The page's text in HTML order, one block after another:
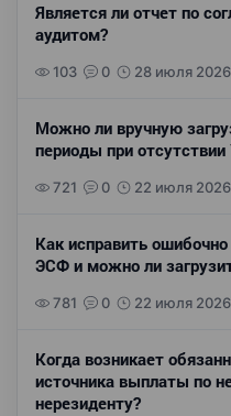
Является ли отчет по
аудитом?
103 0 28 июля 2026
Можно ли вручную
периоды при
721 0 22 июля 2026
Как исправить
ЭСФ и можно ли
781 0 22 июля 2026
Когда возникает
источника выплаты по
нерезиденту?